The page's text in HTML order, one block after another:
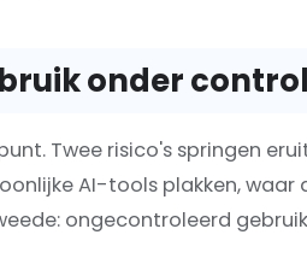
onder
Twee risico's springen
AI-tools plakken,
ongecontroleerd